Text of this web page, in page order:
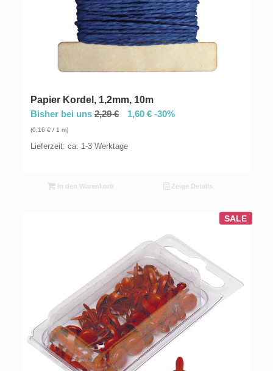
Papier Kordel, 1,2mm, 10m
Bisher bei uns 2,29€ 1,60 €-30%
(0,16 €/ 1 m)
Lieferzeit: ca. 1-3 Werktage
In den Warenkorb Zeige Details
SALE